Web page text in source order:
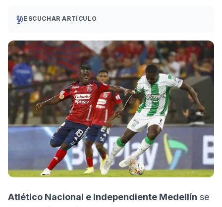
ESCUCHAR ARTÍCULO
Atlético Nacional e Independiente Medellín se